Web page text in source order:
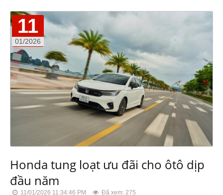
11
01/2026
Honda tung loạt ưu đãi cho ôtô dịp
đầu năm
11/01/2026 11:34:46 PM Đã xem: 275